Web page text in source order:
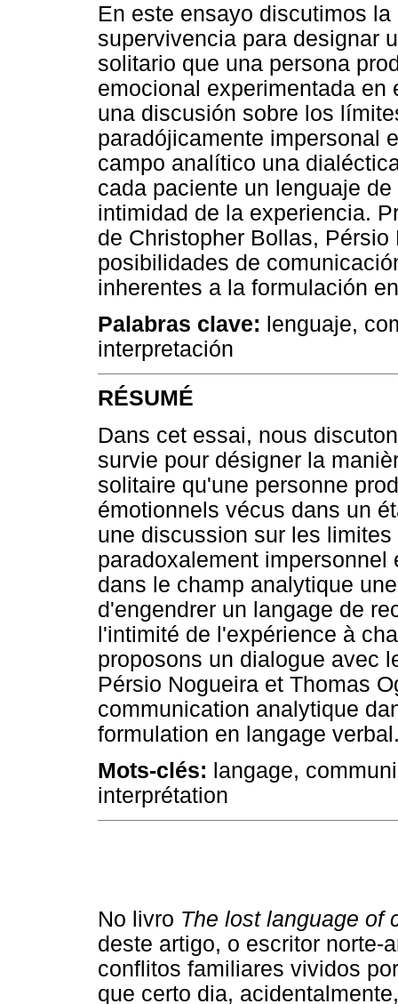
En este ensayo discutimos
supervivencia para designar
solitario que una persona
emocional experimentada
una discusión sobre los
paradójicamente impersonal
campo analítico una
cada paciente un lenguaje
intimidad de la experiencia.
de Christopher Bollas,
posibilidades de
inherentes a la formulación
Palabras clave: lenguaje,
interpretación
RÉSUMÉ
Dans cet essai, nous
survie pour désigner la
solitaire qu'une personne
émotionnels vécus dans un
une discussion sur les
paradoxalement
dans le champ analytique
d'engendrer un langage de
l'intimité de l'expérience à
proposons un dialogue avec
Pérsio Nogueira et Thomas
communication analytique
formulation en langage
Mots-clés: langage,
interprétation
No livro The lost language of
deste artigo, o escritor norte-
conflitos familiares vividos
que certo dia,